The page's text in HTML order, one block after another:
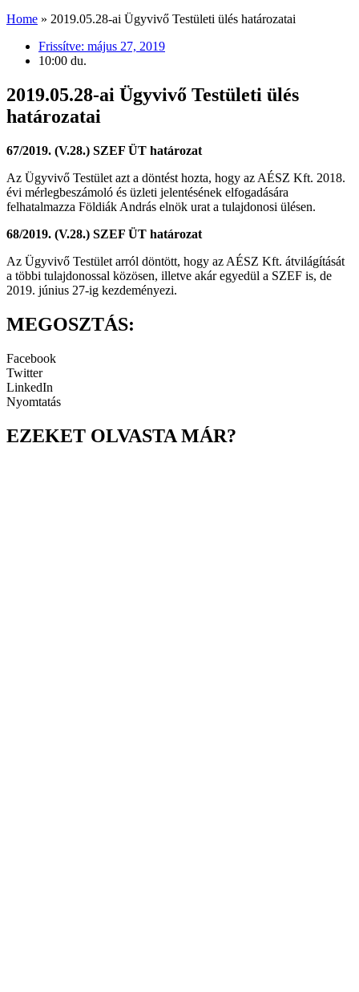
Home » 2019.05.28-ai Ügyvivő Testületi ülés határozatai
Frissítve: május 27, 2019
10:00 du.
2019.05.28-ai Ügyvivő Testületi ülés
határozatai
67/2019. (V.28.) SZEF ÜT határozat
Az Ügyvivő Testület azt a döntést hozta, hogy az AÉSZ Kft. 2018.
évi mérlegbeszámoló és üzleti jelentésének elfogadására
felhatalmazza Földiák András elnök urat a tulajdonosi ülésen.
68/2019. (V.28.) SZEF ÜT határozat
Az Ügyvivő Testület arról döntött, hogy az AÉSZ Kft. átvilágítását
a többi tulajdonossal közösen, illetve akár egyedül a SZEF is, de
2019. június 27-ig kezdeményezi.
MEGOSZTÁS:
Facebook
Twitter
LinkedIn
Nyomtatás
EZEKET OLVASTA MÁR?